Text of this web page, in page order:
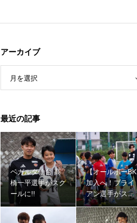
アーカイブ
月を選択
最近の記事
ベガルタ仙台 高
橋一平選手がスク
ールに!!
【オールボーBK
加入へ！ブライ
アン選手がスク
ール生へ特別訪
問】